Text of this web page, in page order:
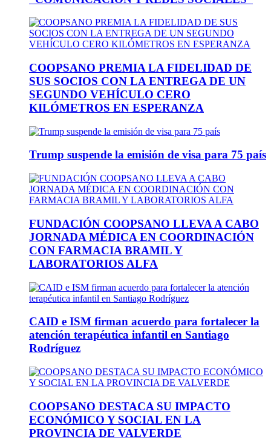
COOPSANO PREMIA LA FIDELIDAD DE
SUS SOCIOS CON LA ENTREGA DE UN
SEGUNDO VEHÍCULO CERO
KILÓMETROS EN ESPERANZA
Trump suspende la emisión de visa para 75 país
FUNDACIÓN COOPSANO LLEVA A CABO
JORNADA MÉDICA EN COORDINACIÓN
CON FARMACIA BRAMIL Y
LABORATORIOS ALFA
CAID e ISM firman acuerdo para fortalecer la
atención terapéutica infantil en Santiago
Rodríguez
COOPSANO DESTACA SU IMPACTO
ECONÓMICO Y SOCIAL EN LA
PROVINCIA DE VALVERDE